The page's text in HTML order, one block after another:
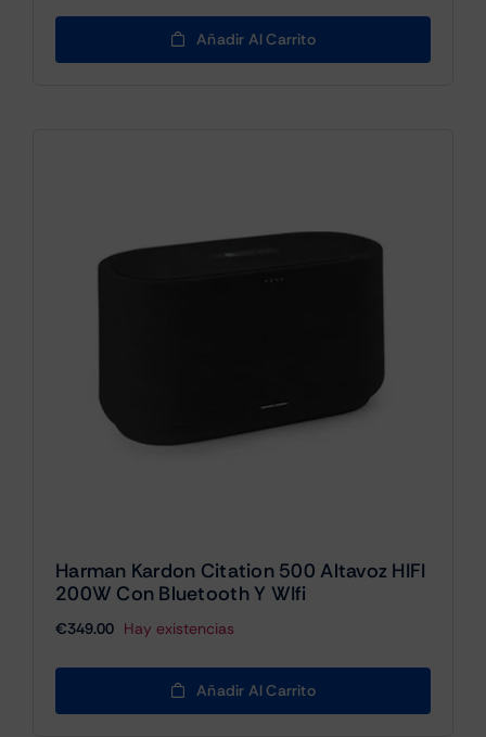
Añadir Al Carrito
Harman Kardon Citation 500 Altavoz HIFI
200W Con Bluetooth Y WIfi
€349.00 Hay existencias
Añadir Al Carrito